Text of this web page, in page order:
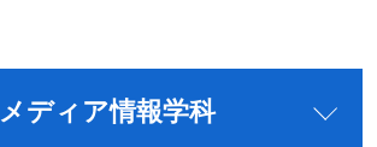
メディア情報学科